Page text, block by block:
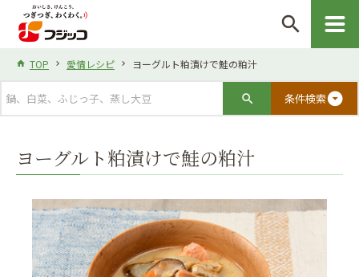
search
TOP 愛情レシピ ヨーグルト粕漬けで鮭の粕汁
条件検索arrow_drop_down_circle
ヨーグルト粕漬けで鮭の粕汁